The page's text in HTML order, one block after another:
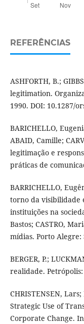
REFERÊNCIAS
ASHFORTH, B.;
legitimation.
1990. DOI: 10.1287/
BARICHELLO,
ABAID, Camille;
legitimação e
práticas de
BARRICHELLO,
torno da visibilidade
instituições na
Bastos; CASTRO,
mídias. Porto Alegre:
BERGER, P.;
realidade. Petrópolis:
CHRISTENSEN,
Strategic Use of
Corporate Change.